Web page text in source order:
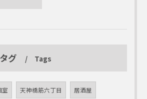
タグ Tags
室 天神橋筋六丁目 居酒屋